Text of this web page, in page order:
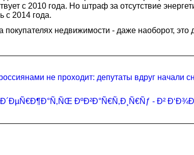
с 2010 года. Но штраф за отсутствие
с 2014 года.
недвижимости - даже наоборот,
не проходит: депутаты вдруг начали
ÐºÐ²Ð°Ñ€Ñ‚Ð¸Ñ€Ñƒ - Ð²